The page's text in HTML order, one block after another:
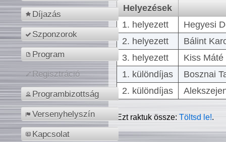
Díjazás
Szponzorok
Program
Regisztráció
Programbizottság
Versenyhelyszín
Kapcsolat
Helyezések
1. helyezett
Hegyesi
2. helyezett
Bálint
3. helyezett
Kiss
1. különdíjas
Bosznai
2. különdíjas
Ezt raktuk össze:Töltsd le!.